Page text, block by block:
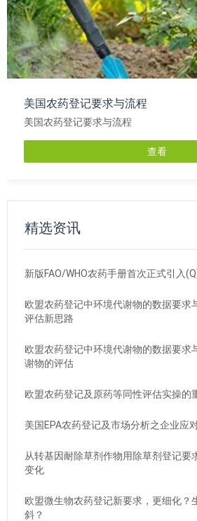
美国农药登记要求与流程
美国农药登记要求与流程
查看
精选资讯
新版FAO/WHO农药手册首次正式引入
欧盟农药登记中环境代谢物的数据要求
评估新思路
欧盟农药登记中环境代谢物的数据要求
谢物的评估
欧盟农药登记及原药等同性评估实操的
美国EPA农药登记及市场分析之企业应
从转基因耐除草剂作物用除草剂登记要
变化
欧盟微生物农药登记新要求，更细化？
斜？